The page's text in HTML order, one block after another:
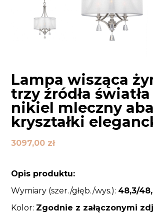
Lampa wisząca
trzy źródła
nikiel mleczny
kryształki
3097,00 zł
Opis produktu:
Wymiary (szer./głęb./wys.): 48,3/
Kolor: Zgodnie z załączonymi